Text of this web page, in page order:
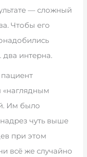
— сложный
Чтобы его
интерна.
«наглядным
Им было
чуть выше
при этом
всё же случайно